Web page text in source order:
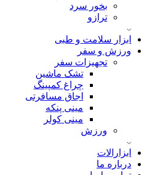
بخور سرد
ترازو
ابزار سلامت و طبی
ورزش و سفر
تجهیزات سفر
تشک ماشین
چراغ کمپینگ
اجاق مسافرتی
مینی پنکه
مینی کولر
ورزش
ابزارالات
درباره ما